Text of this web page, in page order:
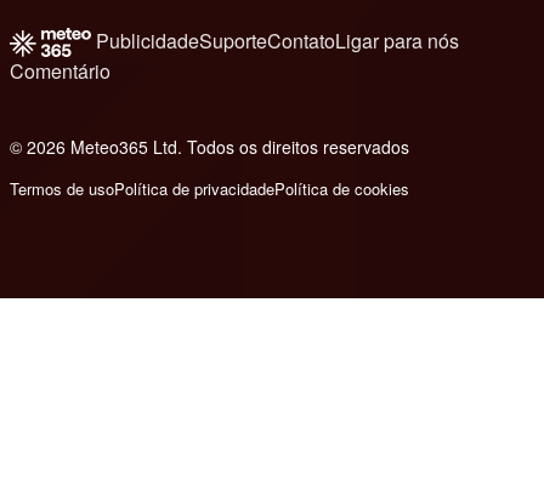
PublicidadeSuporteContatoLigar para nós
Comentário
© 2026 Meteo365 Ltd. Todos os direitos reservados
Termos de usoPolítica de privacidadePolítica de cookies